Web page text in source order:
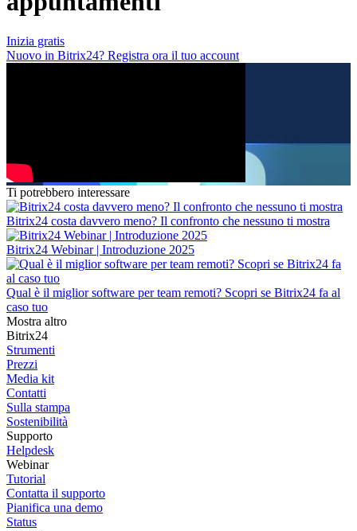
Inizia gratis
Nuovo in Bitrix24? Registra ora il tuo account
Ti potrebbero interessare
Bitrix24 costa davvero meno? Il confronto che nessuno ti mostra
Bitrix24 Webinar | Introduzione 2025
Qual è il miglior software per team remoti? Scopri se Bitrix24 fa al
caso tuo
Mostra altro
Bitrix24
Strumenti
Prezzi
Media kit
Contatti
Sulla stampa
Sostenibilità
Supporto
Helpdesk
Webinar
Tutorial
Contatta il supporto
Pianifica una demo
Status